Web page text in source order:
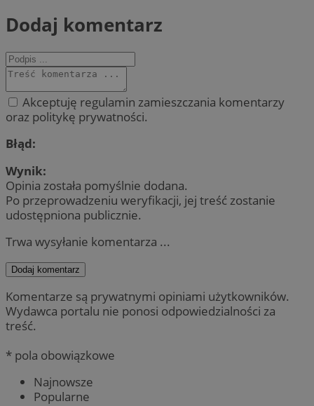
Dodaj komentarz
Akceptuję regulamin zamieszczania komentarzy
oraz politykę prywatności.
Błąd:
Wynik:
Opinia została pomyślnie dodana.
Po przeprowadzeniu weryfikacji, jej treść zostanie
udostępniona publicznie.
Trwa wysyłanie komentarza ...
Dodaj komentarz
Komentarze są prywatnymi opiniami użytkowników.
Wydawca portalu nie ponosi odpowiedzialności za
treść.
* pola obowiązkowe
Najnowsze
Popularne